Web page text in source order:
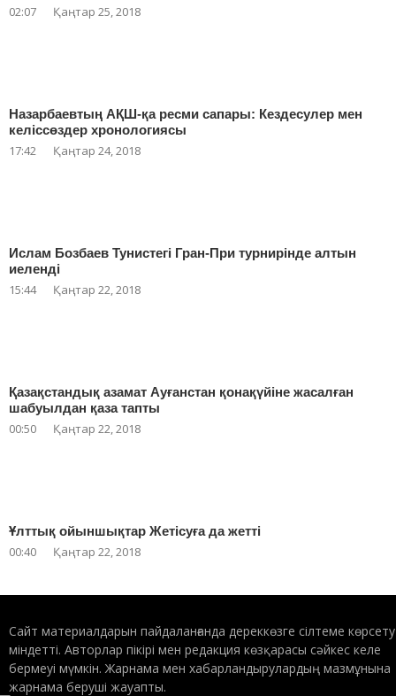
02:07 Қаңтар 25, 2018
Назарбаевтың АҚШ-қа ресми сапары: Кездесулер мен
келіссөздер хронологиясы
17:42 Қаңтар 24, 2018
Ислам Бозбаев Тунистегі Гран-При турнирінде алтын
иеленді
15:44 Қаңтар 22, 2018
Қазақстандық азамат Ауғанстан қонақүйіне жасалған
шабуылдан қаза тапты
00:50 Қаңтар 22, 2018
Ұлттық ойыншықтар Жетісуға да жетті
00:40 Қаңтар 22, 2018
Сайт материалдарын пайдаланғанда дереккөзге сілтеме көрсету
міндетті. Авторлар пікірі мен редакция көзқарасы сәйкес келе
бермеуі мүмкін. Жарнама мен хабарландырулардың мазмұнына
жарнама беруші жауапты.